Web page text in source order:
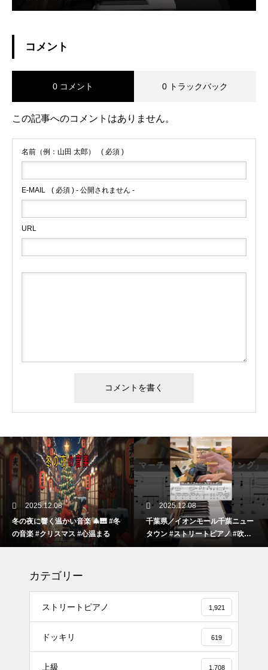
コメント
0 コメント 0 トラックバック
この記事へのコメントはありません。
名前（例：山田 太郎） ( 必須 )
E-MAIL ( 必須 ) - 公開されません -
URL
2025.12.08
冬の夜に響く温かい音楽 🎄🎹 #冬
の音楽 #クリスマス #心温まる
2025.12.08
千葉県／イオンモール千葉ニュー
タウン #ストリートピアノ #吹奏
楽
カテゴリー
ストリートピアノ 1,921
ドッキリ 619
上級 1,708